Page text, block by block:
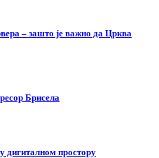
– зашто је важно да Црква
Брисела
дигиталном простору